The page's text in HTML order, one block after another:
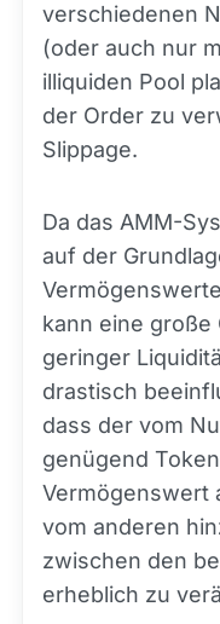
verschiedenen
(oder auch nur
illiquiden Pool
der Order zu
Slippage.
Da das AMM-
auf der
kann eine große
geringer
drastisch
dass der vom
genügend
Vermögenswert
vom anderen
zwischen den
erheblich zu